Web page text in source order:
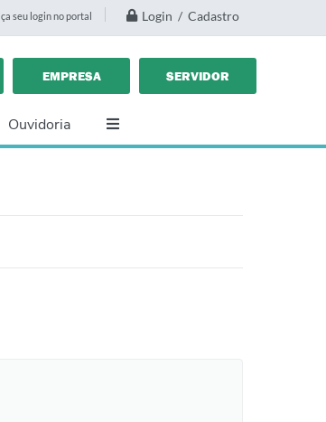
seu login no portal Login / Cadastro
EMPRESA SERVIDOR
Ouvidoria